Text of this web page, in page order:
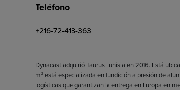
Teléfono
+216-72-418-363
Dynacast adquirió Taurus Tunisia en 2016. Está
m² está especializada en fundición a presión de
logísticas que garantizan la entrega en Europa en